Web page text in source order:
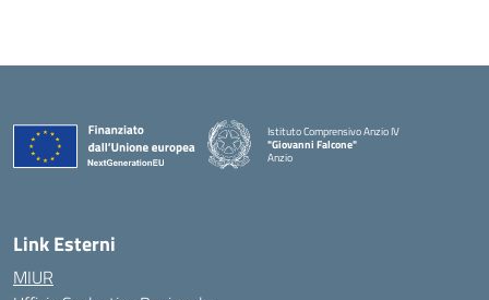
Istituto Comprensivo Anzio IV
"Giovanni Falcone"
Anzio
Link Esterni
MIUR